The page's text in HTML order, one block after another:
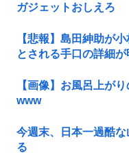
ガジェットおしえろ
【悲報】島田紳助が
とされる手口の詳細が
【画像】お風呂上が
www
今週末、日本一過酷
る